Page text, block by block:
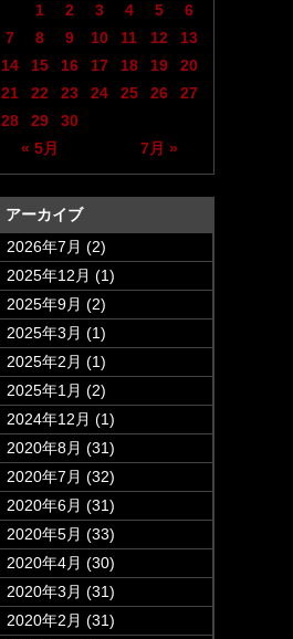
« 5月 7月 »
1 2 3 4 5
6
7
8 9 10 11 12
13
14
15 16 17 18 19
20
21
22 23 24 25 26
27
28
29 30
アーカイブ
2026年7月 (2)
2025年12月 (1)
2025年9月 (2)
2025年3月 (1)
2025年2月 (1)
2025年1月 (2)
2024年12月 (1)
2020年8月 (31)
2020年7月 (32)
2020年6月 (31)
2020年5月 (33)
2020年4月 (30)
2020年3月 (31)
2020年2月 (31)